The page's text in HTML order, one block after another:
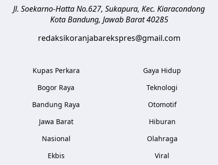
Jl. Soekarno-Hatta No.627, Sukapura, Kec. Kiaracondong
Kota Bandung, Jawab Barat 40285
redaksikoranjabarekspres@gmail.com
Kupas Perkara
Bogor Raya
Bandung Raya
Jawa Barat
Nasional
Ekbis
Gaya Hidup
Teknologi
Otomotif
Hiburan
Olahraga
Viral